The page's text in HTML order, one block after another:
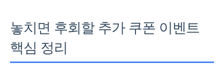
놓치면 후회할 추가 쿠폰 이벤트
핵심 정리